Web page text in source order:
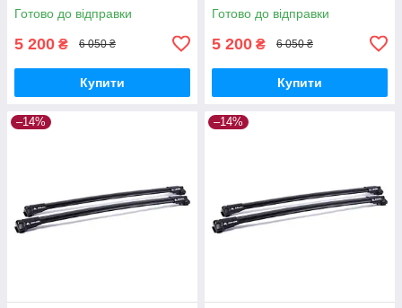
Готово до відправки
5 200 ₴ 6 050 ₴
Купити
Готово до відправки
5 200 ₴ 6 050 ₴
Купити
–14% –14%